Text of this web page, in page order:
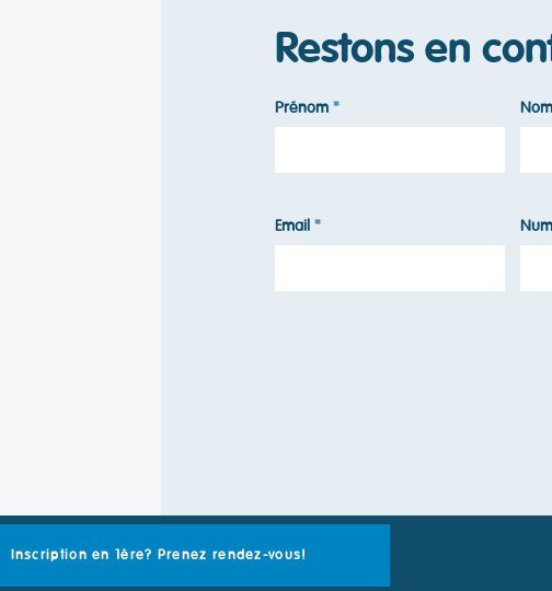
Restons en
Prénom
Email
Inscription en 1ère? Prenez rendez-vous!